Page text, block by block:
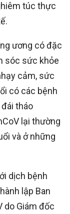
túc thực
ương có đặc
sóc sức khỏe
cảm, sức
có các bệnh
tháo
lại thường
và ở những
dịch bệnh
lập Ban
do Giám đốc